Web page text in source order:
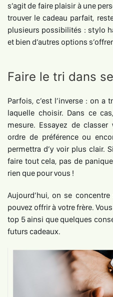
s’agit de faire plaisir à une
trouver le cadeau parfait,
plusieurs possibilités : stylo
et bien d’autres options
Faire le tri dans
Parfois, c’est l’inverse : on a
laquelle choisir. Dans ce
mesure. Essayez de
ordre de préférence ou
permettra d’y voir plus clair.
faire tout cela, pas de
rien que pour vous !
Aujourd’hui, on se
pouvez offrir à votre frère.
top 5 ainsi que quelques
futurs cadeaux.